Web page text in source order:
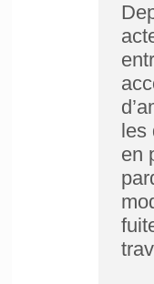
les
en